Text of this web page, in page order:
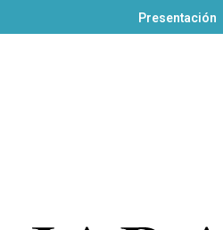
Presentación